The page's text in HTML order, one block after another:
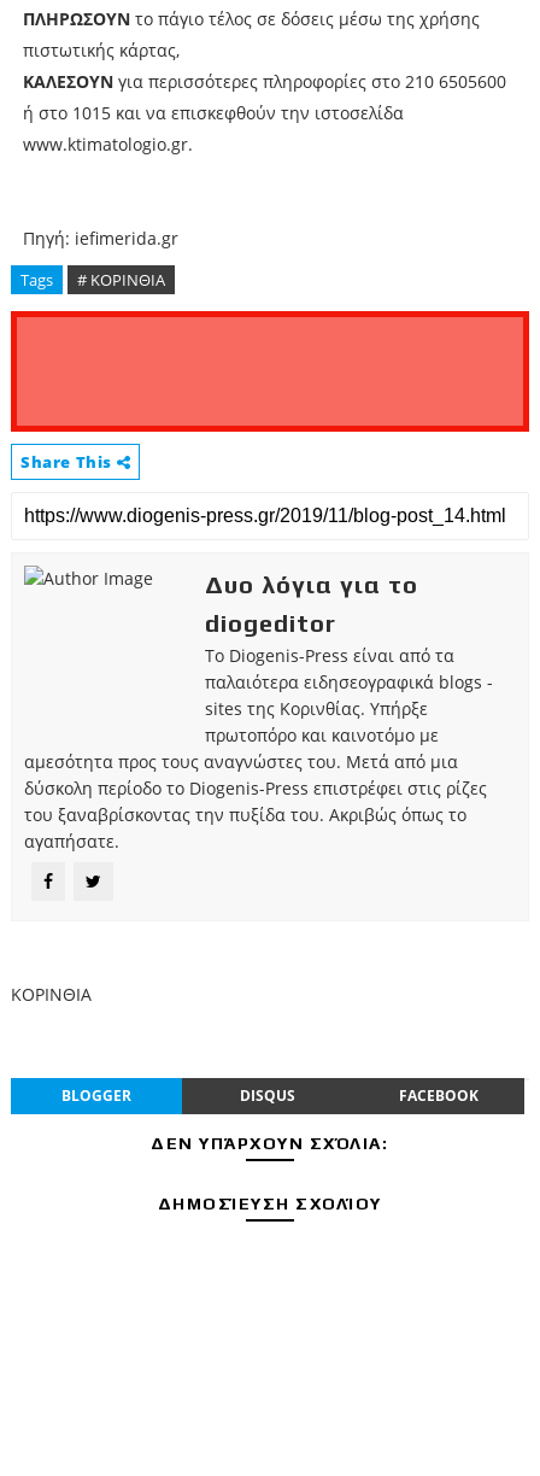
ΠΛΗΡΩΣΟΥΝτο πάγιο τέλος σε δόσεις μέσω της χρήσης
πιστωτικής κάρτας,
ΚΑΛΕΣΟΥΝγια περισσότερες πληροφορίες στο 210 6505600
ή στο 1015 και να επισκεφθούν την ιστοσελίδα
www.ktimatologio.gr.
Πηγή: iefimerida.gr
Tags # ΚΟΡΙΝΘΙΑ
Share This
Δυο λόγια για το
diogeditor
Το Diogenis-Press είναι από τα
παλαιότερα ειδησεογραφικά blogs -
sites της Κορινθίας. Υπήρξε
πρωτοπόρο και καινοτόμο με
αμεσότητα προς τους αναγνώστες του. Μετά από μια
δύσκολη περίοδο το Diogenis-Press επιστρέφει στις ρίζες
του ξαναβρίσκοντας την πυξίδα του. Ακριβώς όπως το
αγαπήσατε.
ΚΟΡΙΝΘΙΑ
BLOGGER DISQUS FACEBOOK
ΔΕΝ ΥΠΆΡΧΟΥΝ ΣΧΌΛΙΑ:
ΔΗΜΟΣΊΕΥΣΗ ΣΧΟΛΊΟΥ